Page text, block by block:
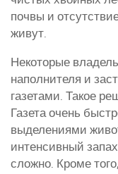
почвы и
живут.
Некоторые
наполнителя и
газетами. Такое
Газета очень
выделениями
интенсивный
сложно. Кроме